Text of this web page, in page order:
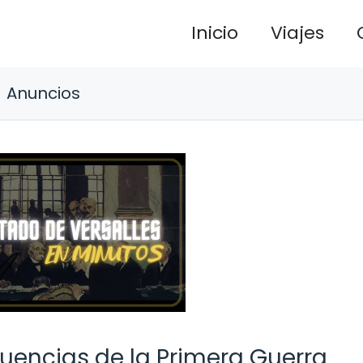
Inicio Viajes
Anuncios